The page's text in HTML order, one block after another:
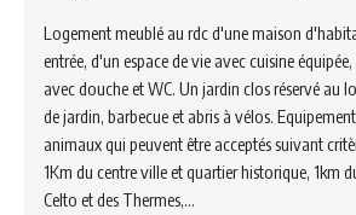
Logement meublé au rdc d'une maison
entrée, d'un espace de vie avec cuisine
avec douche et WC. Un jardin clos réservé au
de jardin, barbecue et abris à vélos.
animaux qui peuvent être acceptés suivant
1Km du centre ville et quartier historique, 1km
Celto et des Thermes,…